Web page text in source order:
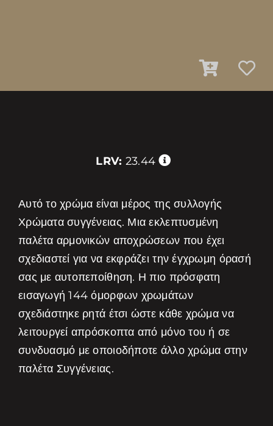
LRV: 23.44
Αυτό το χρώμα είναι μέρος της συλλογής
Χρώματα συγγένειας. Μια εκλεπτυσμένη
παλέτα αρμονικών αποχρώσεων που έχει
σχεδιαστεί για να εκφράζει την έγχρωμη όρασή
σας με αυτοπεποίθηση. Η πιο πρόσφατη
εισαγωγή 144 όμορφων χρωμάτων
σχεδιάστηκε ρητά έτσι ώστε κάθε χρώμα να
λειτουργεί απρόσκοπτα από μόνο του ή σε
συνδυασμό με οποιοδήποτε άλλο χρώμα στην
παλέτα Συγγένειας.